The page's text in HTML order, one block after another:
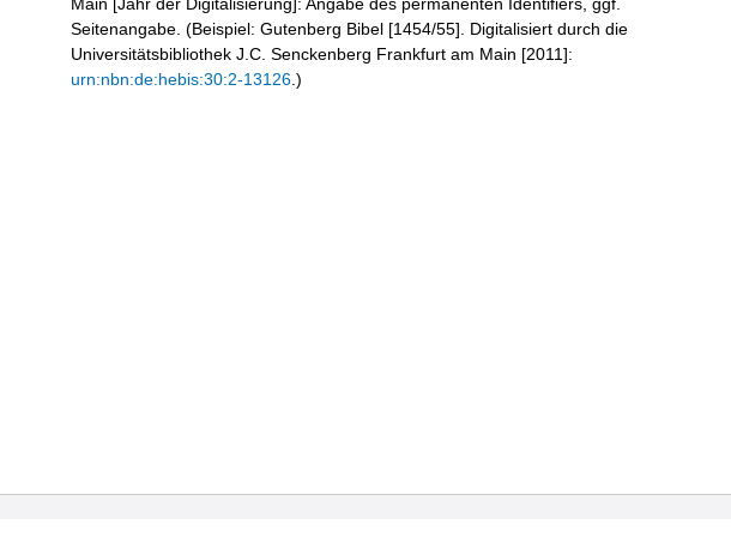
Seitenangabe. (Beispiel: Gutenberg Bibel [1454/55]. Digitalisiert durch die
Universitätsbibliothek J.C. Senckenberg Frankfurt am Main [2011]:
urn:nbn:de:hebis:30:2-13126 .)